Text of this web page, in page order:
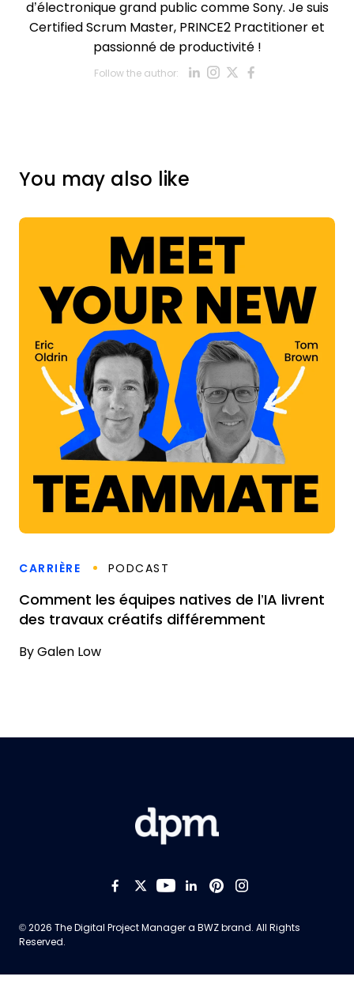
d’électronique grand public comme Sony. Je suis
Certified Scrum Master, PRINCE2 Practitioner et
passionné de productivité !
Follow the author: Opens new
Opens new
Opens new
Opens
You may also like
CARRIÈRE PODCAST
Comment les équipes natives de l’IA livrent
des travaux créatifs différemment
By Galen Low
Like us on Facebook
Follow us on Twitter
Follow us on
Add us on
Follow us on
Follow us
© 2026 The Digital Project Manager a BWZOpens new window
brand. All Rights
Reserved.